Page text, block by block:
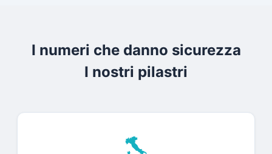
I numeri che danno sicurezza
I nostri pilastri